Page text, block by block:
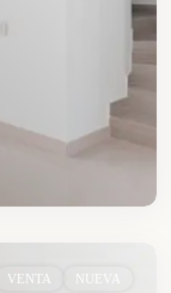
VENTA NUEVA